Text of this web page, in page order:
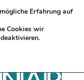
Erfahrung auf
Cookies wir
deaktivieren.